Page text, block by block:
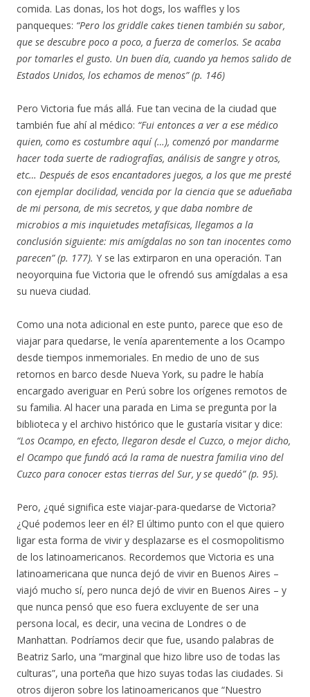
comida. Las donas, los hot dogs, los waffles y los
panqueques: “Pero los griddle cakes tienen también su sabor,
que se descubre poco a poco, a fuerza de comerlos. Se acaba
por tomarles el gusto. Un buen día, cuando ya hemos salido de
Estados Unidos, los echamos de menos” (p. 146)
Pero Victoria fue más allá. Fue tan vecina de la ciudad que
también fue ahí al médico: “Fui entonces a ver a ese médico
quien, como es costumbre aquí (…), comenzó por mandarme
hacer toda suerte de radiografías, análisis de sangre y otros,
etc… Después de esos encantadores juegos, a los que me presté
con ejemplar docilidad, vencida por la ciencia que se adueñaba
de mi persona, de mis secretos, y que daba nombre de
microbios a mis inquietudes metafísicas, llegamos a la
conclusión siguiente: mis amígdalas no son tan inocentes como
parecen” (p. 177). Y se las extirparon en una operación. Tan
neoyorquina fue Victoria que le ofrendó sus amígdalas a esa
su nueva ciudad.
Como una nota adicional en este punto, parece que eso de
viajar para quedarse, le venía aparentemente a los Ocampo
desde tiempos inmemoriales. En medio de uno de sus
retornos en barco desde Nueva York, su padre le había
encargado averiguar en Perú sobre los orígenes remotos de
su familia. Al hacer una parada en Lima se pregunta por la
biblioteca y el archivo histórico que le gustaría visitar y dice:
“Los Ocampo, en efecto, llegaron desde el Cuzco, o mejor dicho,
el Ocampo que fundó acá la rama de nuestra familia vino del
Cuzco para conocer estas tierras del Sur, y se quedó” (p. 95).
Pero, ¿qué significa este viajar-para-quedarse de Victoria?
¿Qué podemos leer en él? El último punto con el que quiero
ligar esta forma de vivir y desplazarse es el cosmopolitismo
de los latinoamericanos. Recordemos que Victoria es una
latinoamericana que nunca dejó de vivir en Buenos Aires –
viajó mucho sí, pero nunca dejó de vivir en Buenos Aires – y
que nunca pensó que eso fuera excluyente de ser una
persona local, es decir, una vecina de Londres o de
Manhattan. Podríamos decir que fue, usando palabras de
Beatriz Sarlo, una “marginal que hizo libre uso de todas las
culturas”, una porteña que hizo suyas todas las ciudades. Si
otros dijeron sobre los latinoamericanos que “Nuestro